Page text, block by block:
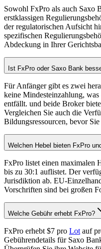
Sowohl FxPro als auch Saxo
erstklassigen
der regulatorischen Aufsicht
spezifischen
Abdeckung in Ihrer
Ist FxPro oder Saxo Bank
Für Anfänger gibt es zwei
keine Mindesteinzahlung,
entfällt. und beide Broker
Vergleichen Sie auch die
Bildungsressourcen, bevor
Welchen Hebel bieten FxPro
FxPro listet einen maximalen
bis zu 30:1 auflistet. Der
Jurisdiktion ab. EU-
Vorschriften sind bei großen
Welche Gebühr erhebt FxPro?
FxPro erhebt $7 pro Lot auf
Gebührendetails für Saxo